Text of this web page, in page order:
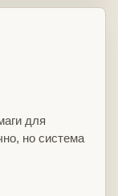
для
но система